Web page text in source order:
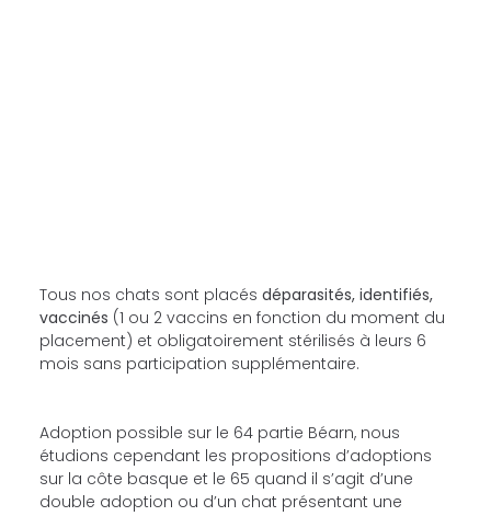
Tous nos chats sont placés déparasités, identifiés,
vaccinés (1 ou 2 vaccins en fonction du moment du
placement) et obligatoirement stérilisés à leurs 6
mois sans participation supplémentaire.
Adoption possible sur le 64 partie Béarn, nous
étudions cependant les propositions d’adoptions
sur la côte basque et le 65 quand il s’agit d’une
double adoption ou d’un chat présentant une